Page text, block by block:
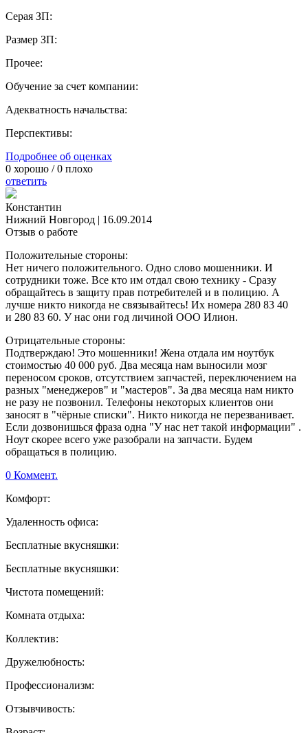
Серая ЗП:
Размер ЗП:
Прочее:
Обучение за счет компании:
Адекватность начальства:
Перспективы:
Подробнее об оценках
0 хорошо /0 плохо
ответить
Константин
Нижний Новгород | 16.09.2014
Отзыв о работе
Положительные стороны:
Нет ничего положительного. Одно слово мошенники. И
сотрудники тоже. Все кто им отдал свою технику - Сразу
обращайтесь в защиту прав потребителей и в полицию. А
лучше никто никогда не связывайтесь! Их номера 280 83 40
и 280 83 60. У нас они год личиной ООО Илион.
Отрицательные стороны:
Подтверждаю! Это мошенники! Жена отдала им ноутбук
стоимостью 40 000 руб. Два месяца нам выносили мозг
переносом сроков, отсутствием запчастей, переключением на
разных "менеджеров" и "мастеров". За два месяца нам никто
не разу не позвонил. Телефоны некоторых клиентов они
заносят в "чёрные списки". Никто никогда не перезванивает.
Если дозвонишься фраза одна "У нас нет такой информации" .
Ноут скорее всего уже разобрали на запчасти. Будем
обращаться в полицию.
0 Коммент.
Комфорт:
Удаленность офиса:
Бесплатные вкусняшки:
Бесплатные вкусняшки:
Чистота помещений:
Комната отдыха:
Коллектив:
Дружелюбность:
Профессионализм:
Отзывчивость: